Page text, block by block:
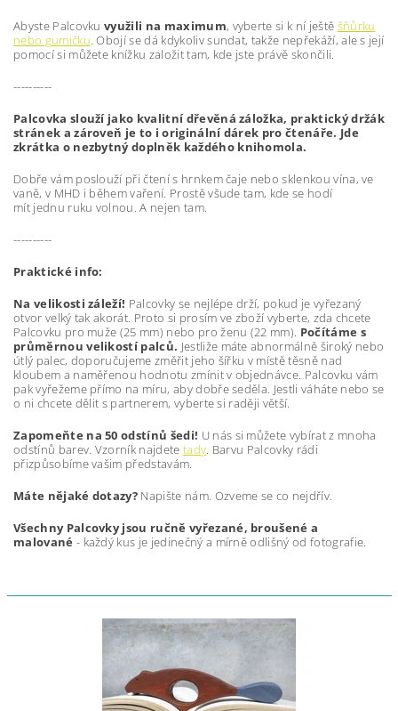
Abyste Palcovkuvyužili na maximum, vyberte si k ní ještě šňůrku
nebo gumičku. Obojí se dá kdykoliv sundat, takže nepřekáží, ale s její
pomocí si můžete knížku založit tam, kde jste právě skončili.
----------
Palcovka slouží jako kvalitní dřevěná záložka, praktický držák
stránek a zároveň je to i originální dárek pro čtenáře. Jde
zkrátka o nezbytný doplněk každého knihomola.
Dobře vám poslouží při čtení s hrnkem čaje nebo sklenkou vína, ve
vaně, v MHD i během vaření. Prostě všude tam, kde se hodí
mít jednu ruku volnou. A nejen tam.
----------
Praktické info:
Na velikosti záleží! Palcovky se nejlépe drží, pokud je vyřezaný
otvor velký tak akorát. Proto si prosím ve zboží vyberte, zda chcete
Palcovku pro muže (25 mm) nebo pro ženu (22 mm). Počítáme s
průměrnou velikostí palců. Jestliže máte abnormálně široký nebo
útlý palec, doporučujeme změřit jeho šířku v místě těsně nad
kloubem a naměřenou hodnotu zmínit v objednávce. Palcovku vám
pak vyřežeme přímo na míru, aby dobře seděla. Jestli váháte nebo se
o ni chcete dělit s partnerem, vyberte si raději větší.
Zapomeňte na 50 odstínů šedi! U nás si můžete vybírat z mnoha
odstínů barev. Vzorník najdete tady. Barvu Palcovky rádi
přizpůsobíme vašim představám.
Máte nějaké dotazy? Napište nám. Ozveme se co nejdřív.
Všechny Palcovky jsou ručně vyřezané, broušené a
malované - každý kus je jedinečný a mírně odlišný od fotografie.